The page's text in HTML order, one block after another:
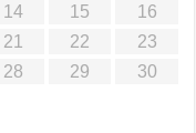
14 15
16
21 22
23
28 29
30